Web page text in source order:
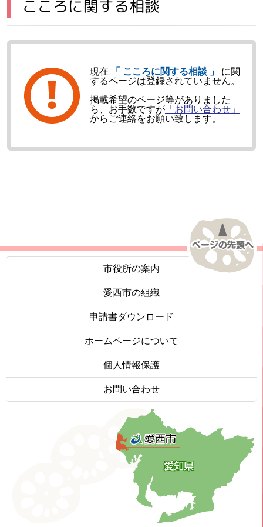
こころに関する相談
現在 「 こころに関する相談 」
に関
するページは登録されていません。
掲載希望のページ等がありました
ら、お手数ですが 「お問い合わせ」
からご連絡をお願い致します。
市役所の案内
愛西市の組織
申請書ダウンロード
ホームページについて
個人情報保護
お問い合わせ